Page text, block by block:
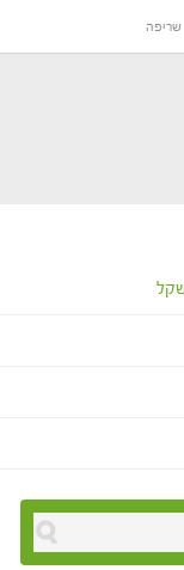
שריפה